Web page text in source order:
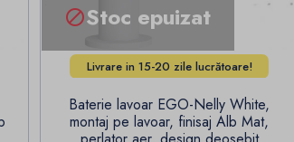
Stoc epuizat
Livrare in 15-20 zile lucrătoare!
Baterie lavoar EGO-Nelly White,
montaj pe lavoar, finisaj Alb Mat,